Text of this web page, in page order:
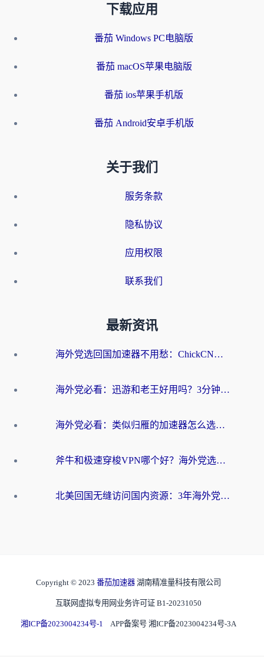
下载应用
番茄 Windows PC电脑版
番茄 macOS苹果电脑版
番茄 ios苹果手机版
番茄 Android安卓手机版
关于我们
服务条款
隐私协议
应用权限
联系我们
最新资讯
海外党选回国加速器不用愁：ChickCN和洞见哪个好？一篇搞定所有疑问
海外党必看：迅游和老王好用吗？3分钟选对加速国内网络的加速器
海外党必看：类似归雁的加速器怎么选？一篇搞定无缝访问国内资源
斧牛和极速穿梭VPN哪个好？海外党选回国加速器必看的真实对比与避坑指南
北美回国无缝访问国内资源：3年海外党亲测的加速器选择指南
Copyright © 2023 番茄加速器 湖南精准量科技有限公司
互联网虚拟专用网业务许可证 B1-20231050
湘ICP备2023004234号-1 APP备案号 湘ICP备2023004234号-3A